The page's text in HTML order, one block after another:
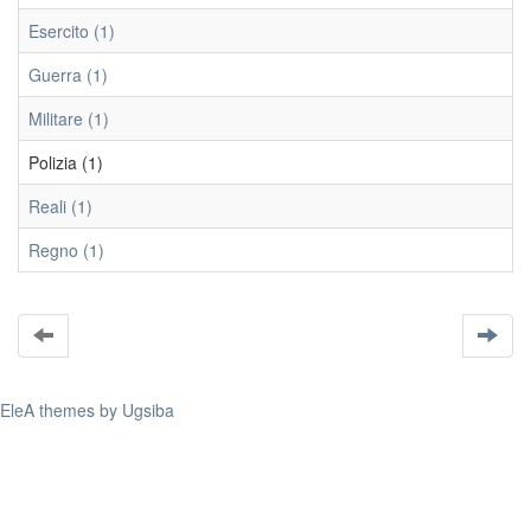
Esercito (1)
Guerra (1)
Militare (1)
Polizia (1)
Reali (1)
Regno (1)
EleA themes by Ugsiba